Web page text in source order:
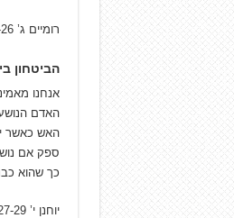
רומיים ג’ 21-26, י’ 9-10, גלטים א’ 8-9, ב’ 16
הביטחון
אנחנו
האדם
האש כאשר
ספק אם
כך שהוא
יוחנן י’ 27-29, אפסים א’ 13-14, ד’ 30, הראשונה לפטרוס א’ 3-5, רומיים ח’ 14-17, הראשונה ליוחנן א’ 6, ב’ 4-6